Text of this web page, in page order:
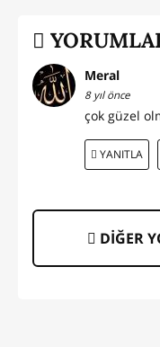
Meral
8 yıl önce
çok güzel
YANITLA
DİĞER